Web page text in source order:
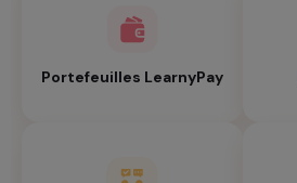
Portefeuilles LearnyPay